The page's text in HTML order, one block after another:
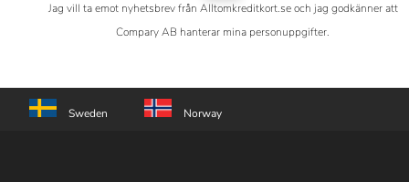
Jag vill ta emot nyhetsbrev från Alltomkreditkort.se och jag godkänner att
Compary AB hanterar mina personuppgifter.
Sweden Norway